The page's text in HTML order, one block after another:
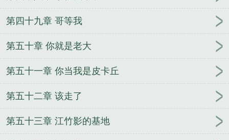
第四十九章 哥等我
第五十章 你就是老大
第五十一章 你当我是皮卡丘
第五十二章 该走了
第五十三章 江竹影的基地